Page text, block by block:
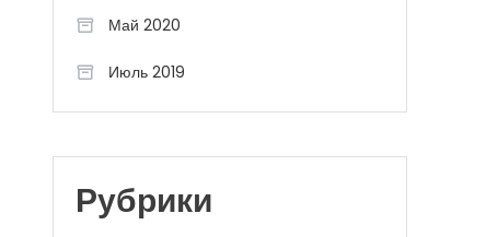
Май 2020
Июль 2019
Рубрики